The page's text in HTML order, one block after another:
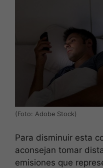
(Foto: Adobe Stock)
Para disminuir esta
aconsejan tomar
emisiones que